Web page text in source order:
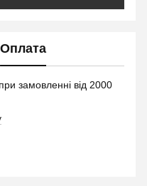
Оплата
замовленні від 2000